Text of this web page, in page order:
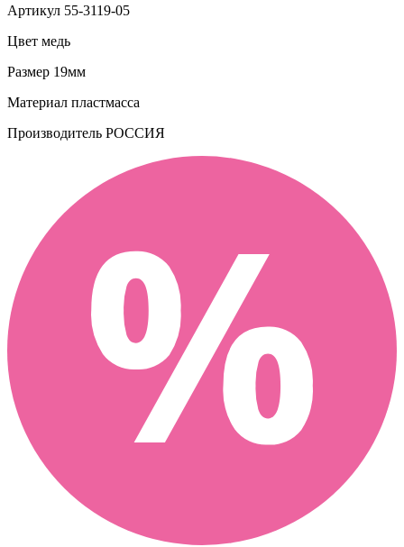
Артикул 55-3119-05
Цвет медь
Размер 19мм
Материал пластмасса
Производитель РОССИЯ